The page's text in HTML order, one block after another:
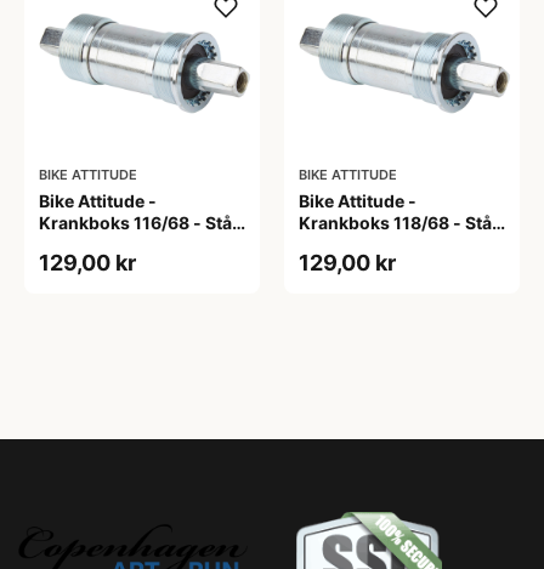
BIKE ATTITUDE
Bike Attitude -
Krankboks 116/68 - Stål
129,00 kr
BIKE ATTITUDE
Bike Attitude -
Krankboks 118/68 - Stål
129,00 kr